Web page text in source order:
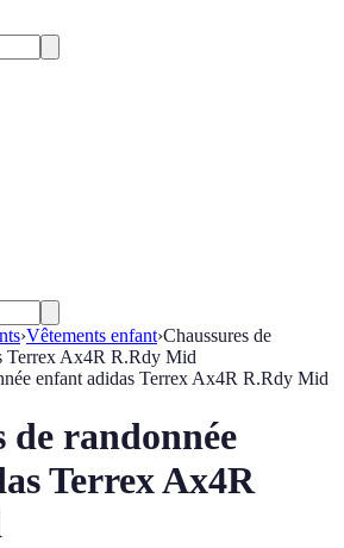
›Vêtements enfant›Chaussures de
Terrex Ax4R R.Rdy Mid
de randonnée
Terrex Ax4R